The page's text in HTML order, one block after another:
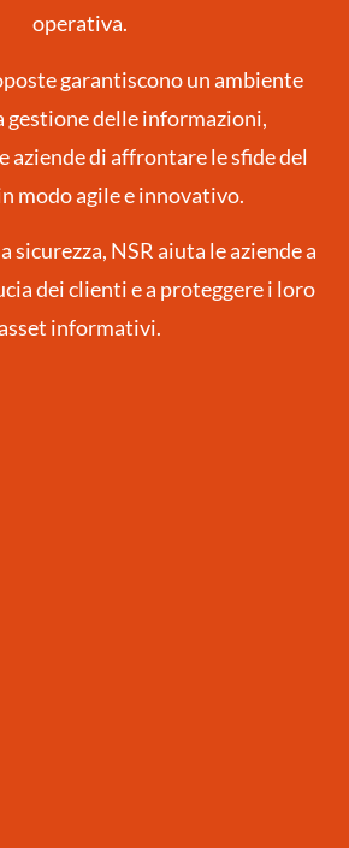
operativa.
garantiscono un ambiente
gestione delle informazioni,
aziende di affrontare le sfide del
modo agile e innovativo.
sicurezza, NSR aiuta le aziende a
dei clienti e a proteggere i loro
informativi.